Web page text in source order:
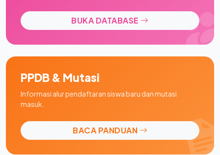
BUKA DATABASE
PPDB & Mutasi
Informasi alur pendaftaran siswa baru dan mutasi
masuk.
BACA PANDUAN